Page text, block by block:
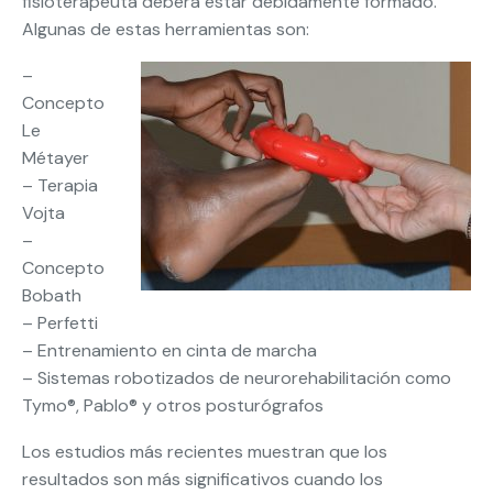
Algunas de estas herramientas son:
–
Concepto
Le
Métayer
– Terapia
Vojta
–
Concepto
Bobath
– Perfetti
– Entrenamiento en cinta de marcha
– Sistemas robotizados de neurorehabilitación como
Tymo®, Pablo® y otros posturógrafos
Los estudios más recientes muestran que los
resultados son más significativos cuando los